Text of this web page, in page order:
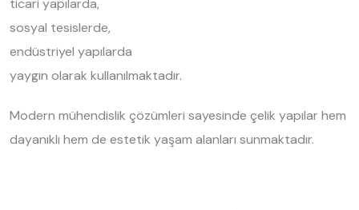
ticari yapılarda,
sosyal tesislerde,
endüstriyel yapılarda
yaygın olarak kullanılmaktadır.
Modern mühendislik çözümleri sayesinde çelik yapılar hem
dayanıklı hem de estetik yaşam alanları sunmaktadır.